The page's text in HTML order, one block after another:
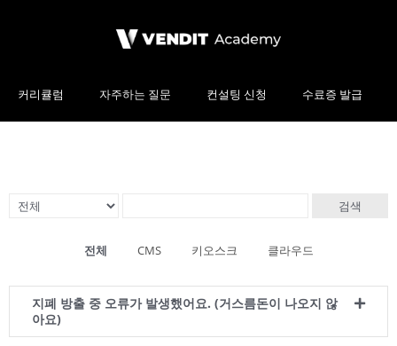
커리큘럼 자주하는 질문 컨설팅 신청 수료증 발급
검색
전체 CMS 키오스크 클라우드
지폐 방출 중 오류가 발생했어요. (거스름돈이 나오지 않
아요)